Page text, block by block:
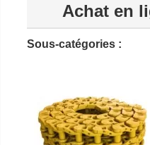
Achat en
Sous-catégories :